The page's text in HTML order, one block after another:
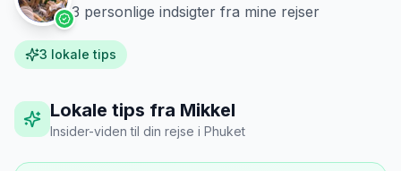
3 personlige indsigter fra mine rejser
3 lokale tips
Lokale tips fra Mikkel
Insider-viden til din rejse i Phuket